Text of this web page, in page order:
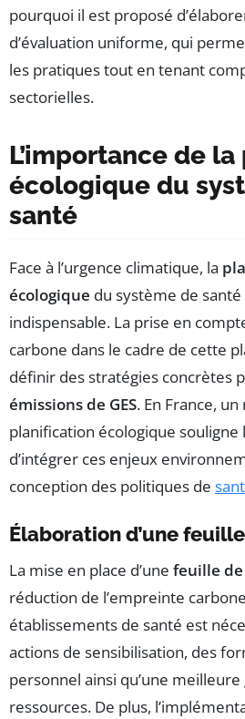
pourquoi il est proposé
d’évaluation uniforme, qui
les pratiques tout en tenant
sectorielles.
L’importance de
écologique du
santé
Face à l’urgence climatique, la
écologique du système de
indispensable. La prise en
carbone dans le cadre de cette
définir des stratégies concrètes
émissions de GES. En France,
planification écologique souligne
d’intégrer ces enjeux
conception des politiques de
Élaboration d’une
La mise en place d’une feuille
réduction de l’empreinte
établissements de santé est
actions de sensibilisation, des
personnel ainsi qu’une
ressources. De plus,